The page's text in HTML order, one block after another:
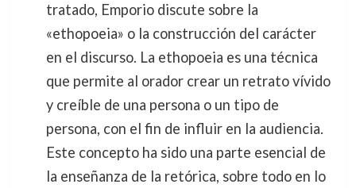
tratado, Emporio discute sobre la
«ethopoeia» o la construcción del carácter
en el discurso. La ethopoeia es una técnica
que permite al orador crear un retrato vívido
y creíble de una persona o un tipo de
persona, con el fin de influir en la audiencia.
Este concepto ha sido una parte esencial de
la enseñanza de la retórica, sobre todo en lo